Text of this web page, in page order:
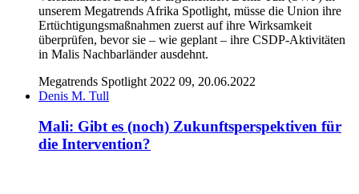
unserem Megatrends Afrika Spotlight, müsse die Union ihre
Ertüchtigungsmaßnahmen zuerst auf ihre Wirksamkeit
überprüfen, bevor sie – wie geplant – ihre CSDP-Aktivitäten
in Malis Nachbarländer ausdehnt.
Megatrends Spotlight 2022 09, 20.06.2022
Denis M. Tull
Mali: Gibt es (noch) Zukunftsperspektiven für
die Intervention?